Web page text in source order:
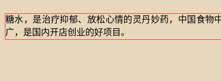
糖水，是治疗抑郁、放松心情的灵丹妙药，中国食物
广，是国内开店创业的好项目。